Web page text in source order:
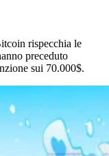
rispecchia le
preceduto
sui 70.000$.